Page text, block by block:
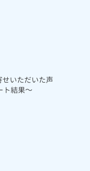
いただいた声
ト結果～